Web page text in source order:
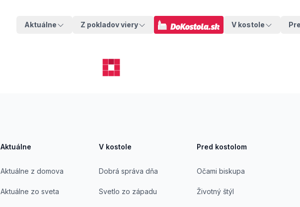
Aktuálne Z pokladov viery V kostole
Aktuálne
Aktuálne z domova
Aktuálne zo sveta
V kostole
Dobrá správa dňa
Svetlo zo západu
Pred kostolom
Očami biskupa
Životný štýl